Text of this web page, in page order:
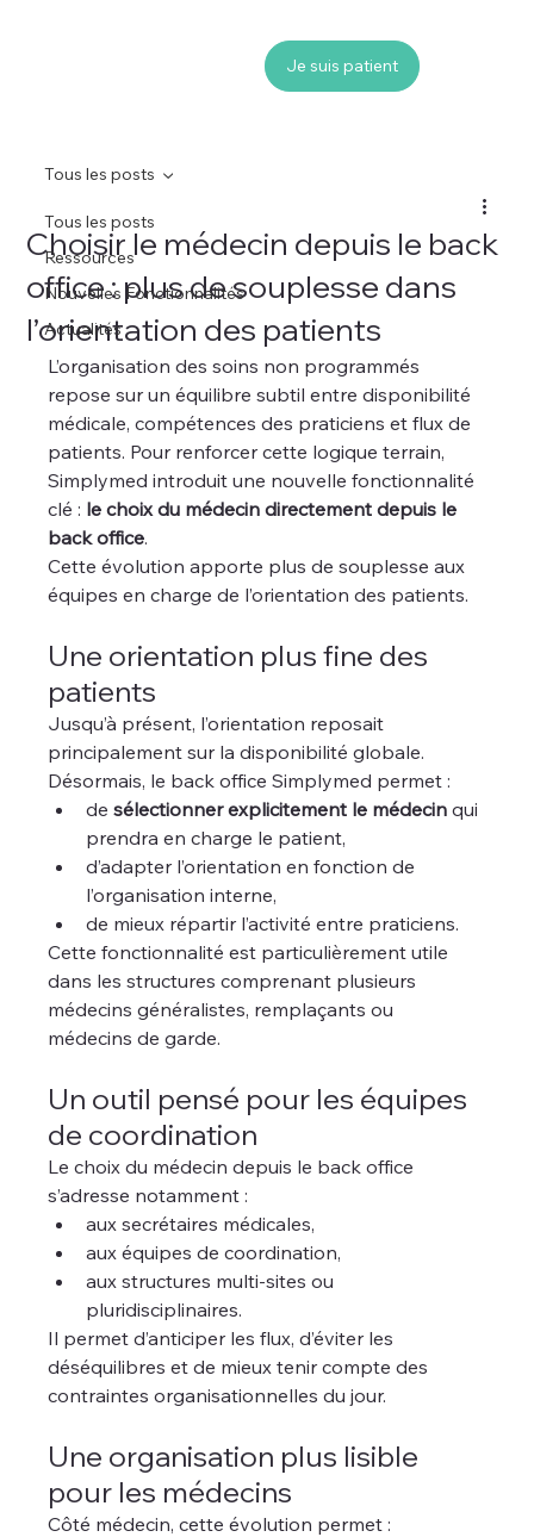
Je suis patient
Tous les posts
Ressources
Nouvelles Fonctionnalités
Actualités
Tous les posts
Choisir le médecin depuis le back
office : plus de souplesse dans
l’orientation des patients
L’organisation des soins non programmés
repose sur un équilibre subtil entre disponibilité
médicale, compétences des praticiens et flux de
patients. Pour renforcer cette logique terrain,
Simplymed introduit une nouvelle fonctionnalité
clé : le choix du médecin directement depuis le
back office.
Cette évolution apporte plus de souplesse aux
équipes en charge de l’orientation des patients.
Une orientation plus fine des
patients
Jusqu’à présent, l’orientation reposait
principalement sur la disponibilité globale.
Désormais, le back office Simplymed permet :
de sélectionner explicitement le médecin qui
prendra en charge le patient,
d’adapter l’orientation en fonction de
l’organisation interne,
de mieux répartir l’activité entre praticiens.
Cette fonctionnalité est particulièrement utile
dans les structures comprenant plusieurs
médecins généralistes, remplaçants ou
médecins de garde.
Un outil pensé pour les équipes
de coordination
Le choix du médecin depuis le back office
s’adresse notamment :
aux secrétaires médicales,
aux équipes de coordination,
aux structures multi-sites ou
pluridisciplinaires.
Il permet d’anticiper les flux, d’éviter les
déséquilibres et de mieux tenir compte des
contraintes organisationnelles du jour.
Une organisation plus lisible
pour les médecins
Côté médecin, cette évolution permet :